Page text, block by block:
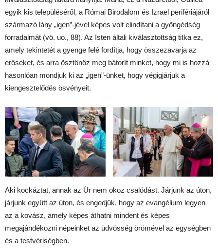
egyik kis településéről, a Római Birodalom és Izrael perifériájáról
származó lány „igen”-jével képes volt elindítani a gyöngédség
forradalmát (vö. uo., 88). Az Isten általi kiválasztottság titka ez,
amely tekintetét a gyenge felé fordítja, hogy összezavarja az
erőseket, és arra ösztönöz meg bátorít minket, hogy mi is hozzá
hasonlóan mondjuk ki az „igen”-ünket, hogy végigjárjuk a
kiengesztelődés ösvényeit.
Aki kockáztat, annak az Úr nem okoz csalódást. Járjunk az úton,
járjunk együtt az úton, és engedjük, hogy az evangélium legyen
az a kovász, amely képes áthatni mindent és képes
megajándékozni népeinket az üdvösség örömével az egységben
és a testvériségben.